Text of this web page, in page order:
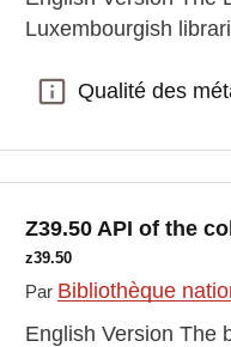
Luxembourgish
Qualité des
Qualité des
Z39.50 API of the
z39.50
Par Bibliothèque
English Version The